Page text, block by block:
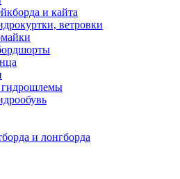
и кайта
ветровки
и лонгборда